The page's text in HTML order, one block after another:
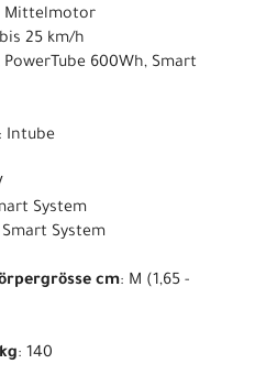
Mittelmotor
25 km/h
PowerTube 600Wh, Smart
: Intube
System
System
cm: M (1,65 -
: 140